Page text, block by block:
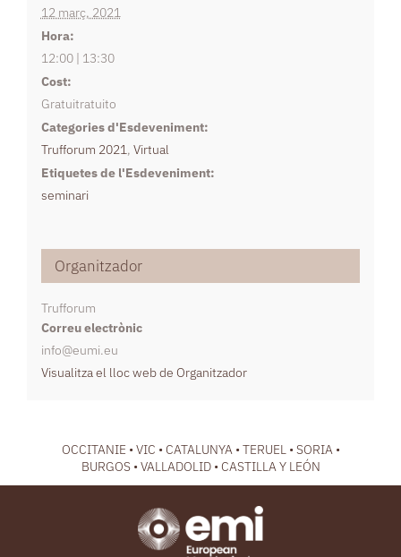
12 març, 2021
Hora:
12:00 | 13:30
Cost:
Gratuitratuito
Categories d'Esdeveniment:
Trufforum 2021, Virtual
Etiquetes de l'Esdeveniment:
seminari
Organitzador
Trufforum
Correu electrònic
info@eumi.eu
Visualitza el lloc web de Organitzador
OCCITANIE • VIC • CATALUNYA • TERUEL • SORIA •
BURGOS • VALLADOLID • CASTILLA Y LEÓN